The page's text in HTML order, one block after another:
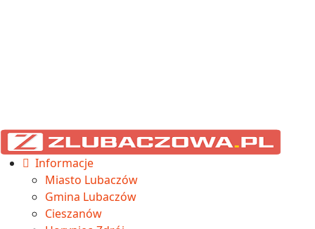
Informacje
Miasto Lubaczów
Gmina Lubaczów
Cieszanów